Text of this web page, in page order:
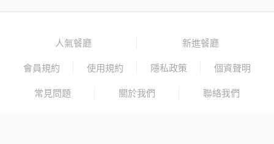
人氣餐廳 新進餐廳
會員規約 使用規約 隱私政策 個資聲明
常見問題 關於我們 聯絡我們